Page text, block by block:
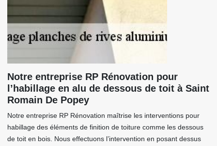
Notre entreprise RP Rénovation pour
l’habillage en alu de dessous de toit à Saint
Romain De Popey
Notre entreprise RP Rénovation maîtrise les interventions pour
habillage des éléments de finition de toiture comme les dessous
de toit en bois. Nous effectuons l’intervention en posant dessus